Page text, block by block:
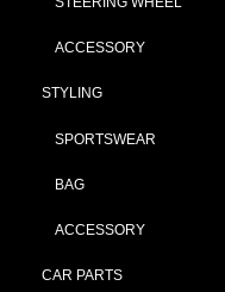
ACCESSORY
STYLING
SPORTSWEAR
BAG
ACCESSORY
CAR PARTS